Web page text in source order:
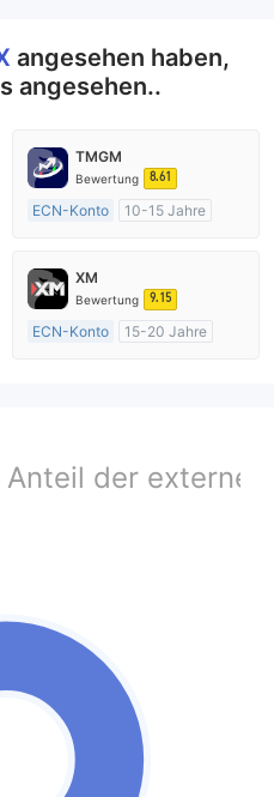
angesehen haben,
angesehen..
TMGM
Bewertung 8.61
ECN-Konto
10-15 Jahre
Market Making (MM)
MT4-Volllizenz
XM
Bewertung 9.15
ECN-Konto
15-20 Jahre
Anteil der